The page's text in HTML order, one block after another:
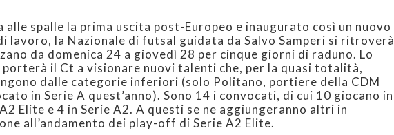
alle spalle la prima uscita post-Europeo e inaugurato così un nuovo
lavoro, la Nazionale di futsal guidata da Salvo Samperi si ritroverà
da domenica 24 a giovedì 28 per cinque giorni di raduno. Lo
porterà il Ct a visionare nuovi talenti che, per la quasi totalità,
dalle categorie inferiori (solo Politano, portiere della CDM
in Serie A quest’anno). Sono 14 i convocati, di cui 10 giocano in
Elite e 4 in Serie A2. A questi se ne aggiungeranno altri in
all’andamento dei play-off di Serie A2 Elite.